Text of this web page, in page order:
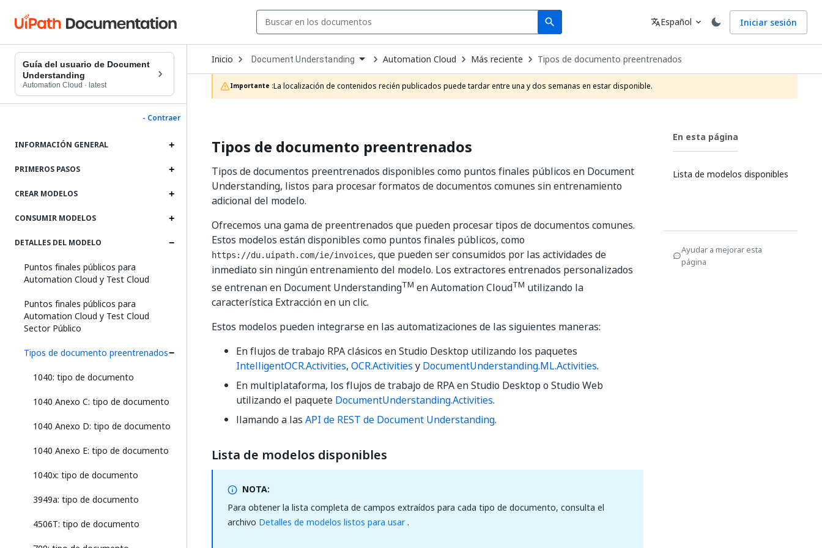
search
Search Idioma
translateEspañol expand_more Iniciar sesión
Guía del usuario de Document
Understanding
Automation Cloud · latest
- Contraer
INFORMACIÓN GENERAL
PRIMEROS PASOS
CREAR MODELOS
CONSUMIR MODELOS
DETALLES DEL MODELO
Puntos finales públicos para
Automation Cloud y Test Cloud
Puntos finales públicos para
Automation Cloud y Test Cloud
Sector Público
Tipos de documento preentrenados
1040: tipo de documento
1040 Anexo C: tipo de documento
1040 Anexo D: tipo de documento
1040 Anexo E: tipo de documento
1040x: tipo de documento
3949a: tipo de documento
4506T: tipo de documento
Inicio Open
Dropdown
to
choose
product
Document Understanding Automation Cloud Más reciente Tipos de documento preentrenados
Importante :La localización de contenidos recién publicados puede tardar entre una y dos semanas en estar disponible.
Tipos de documento preentrenados
Tipos de documentos preentrenados disponibles como puntos finales públicos en Document
Understanding, listos para procesar formatos de documentos comunes sin entrenamiento
adicional del modelo.
Ofrecemos una gama de preentrenados que pueden procesar tipos de documentos comunes.
Estos modelos están disponibles como puntos finales públicos, como
https://du.uipath.com/ie/invoices, que pueden ser consumidos por las actividades de
inmediato sin ningún entrenamiento del modelo. Los extractores entrenados personalizados
se entrenan en Document UnderstandingTM en Automation CloudTM utilizando la
característica Extracción en un clic.
Estos modelos pueden integrarse en las automatizaciones de las siguientes maneras:
En flujos de trabajo RPA clásicos en Studio Desktop utilizando los paquetes
IntelligentOCR.Activities, OCR.Activities y DocumentUnderstanding.ML.Activities.
En multiplataforma, los flujos de trabajo de RPA en Studio Desktop o Studio Web
utilizando el paquete DocumentUnderstanding.Activities.
llamando a las API de REST de Document Understanding.
Lista de modelos disponibles
NOTA:
Para obtener la lista completa de campos extraídos para cada tipo de documento, consulta el
archivo Detalles de modelos listos para usar.
En esta página
Lista de modelos disponibles
Ayudar a mejorar esta
página